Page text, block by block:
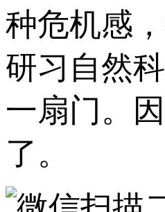
种危机感
研习自然
一扇门。
了。